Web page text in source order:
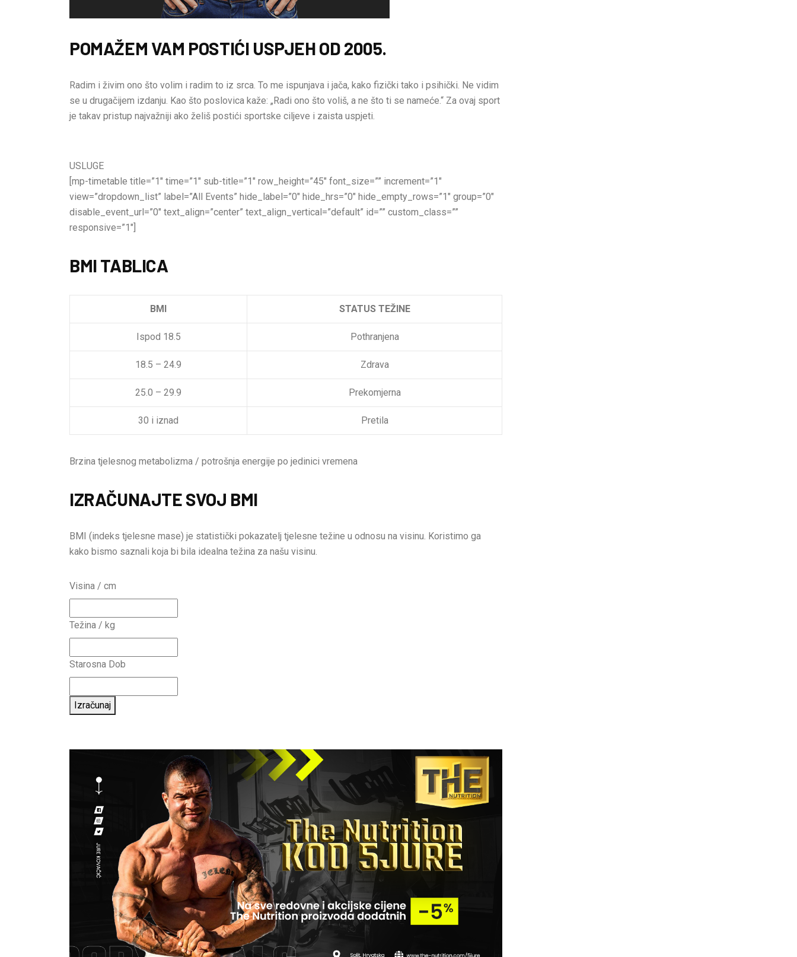
POMAŽEM VAM POSTIĆI USPJEH OD 2005.
Radim i živim ono što volim i radim to iz srca. To me ispunjava i jača, kako fizički tako i psihički. Ne vidim
se u drugačijem izdanju. Kao što poslovica kaže: „Radi ono što voliš, a ne što ti se nameće.“ Za ovaj sport
je takav pristup najvažniji ako želiš postići sportske ciljeve i zaista uspjeti.
USLUGE
[mp-timetable title=”1″ time=”1″ sub-title=”1″ row_height=”45″ font_size=”” increment=”1″
view=”dropdown_list” label=”All Events” hide_label=”0″ hide_hrs=”0″ hide_empty_rows=”1″ group=”0″
disable_event_url=”0″ text_align=”center” text_align_vertical=”default” id=”” custom_class=””
responsive=”1″]
BMI TABLICA
BMI STATUS TEŽINE
Ispod 18.5 Pothranjena
18.5 – 24.9 Zdrava
25.0 – 29.9 Prekomjerna
30 i iznad Pretila
Brzina tjelesnog metabolizma / potrošnja energije po jedinici vremena
IZRAČUNAJTE SVOJ BMI
BMI (indeks tjelesne mase) je statistički pokazatelj tjelesne težine u odnosu na visinu. Koristimo ga
kako bismo saznali koja bi bila idealna težina za našu visinu.
Visina / cm
Težina / kg
Starosna Dob
Izračunaj